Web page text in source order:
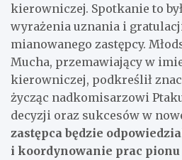
kierowniczej. Spotkanie to
wyrażenia uznania i
mianowanego zastępcy.
Mucha, przemawiający w
kierowniczej, podkreślił
życząc nadkomisarzowi
decyzji oraz sukcesów w
zastępca będzie
i koordynowanie prac